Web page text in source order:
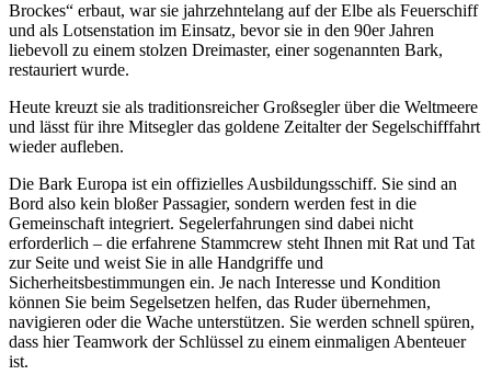
Brockes“ erbaut, war sie jahrzehntelang auf der Elbe als Feuerschiff
und als Lotsenstation im Einsatz, bevor sie in den 90er Jahren
liebevoll zu einem stolzen Dreimaster, einer sogenannten Bark,
restauriert wurde.
Heute kreuzt sie als traditionsreicher Großsegler über die Weltmeere
und lässt für ihre Mitsegler das goldene Zeitalter der Segelschifffahrt
wieder aufleben.
Die Bark Europa ist ein offizielles Ausbildungsschiff. Sie sind an
Bord also kein bloßer Passagier, sondern werden fest in die
Gemeinschaft integriert. Segelerfahrungen sind dabei nicht
erforderlich – die erfahrene Stammcrew steht Ihnen mit Rat und Tat
zur Seite und weist Sie in alle Handgriffe und
Sicherheitsbestimmungen ein. Je nach Interesse und Kondition
können Sie beim Segelsetzen helfen, das Ruder übernehmen,
navigieren oder die Wache unterstützen. Sie werden schnell spüren,
dass hier Teamwork der Schlüssel zu einem einmaligen Abenteuer
ist.